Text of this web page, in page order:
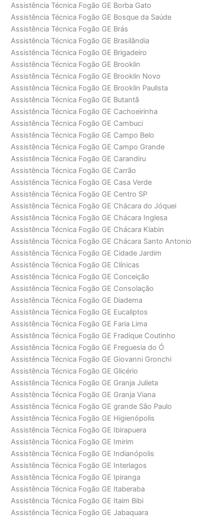
Assistência Técnica Fogão GE Borba Gato
Assistência Técnica Fogão GE Bosque da Saúde
Assistência Técnica Fogão GE Brás
Assistência Técnica Fogão GE Brasilândia
Assistência Técnica Fogão GE Brigadeiro
Assistência Técnica Fogão GE Brooklin
Assistência Técnica Fogão GE Brooklin Novo
Assistência Técnica Fogão GE Brooklin Paulista
Assistência Técnica Fogão GE Butantã
Assistência Técnica Fogão GE Cachoeirinha
Assistência Técnica Fogão GE Cambuci
Assistência Técnica Fogão GE Campo Belo
Assistência Técnica Fogão GE Campo Grande
Assistência Técnica Fogão GE Carandiru
Assistência Técnica Fogão GE Carrão
Assistência Técnica Fogão GE Casa Verde
Assistência Técnica Fogão GE Centro SP
Assistência Técnica Fogão GE Chácara do Jóquei
Assistência Técnica Fogão GE Chácara Inglesa
Assistência Técnica Fogão GE Chácara Klabin
Assistência Técnica Fogão GE Chácara Santo Antonio
Assistência Técnica Fogão GE Cidade Jardim
Assistência Técnica Fogão GE Clínicas
Assistência Técnica Fogão GE Conceição
Assistência Técnica Fogão GE Consolação
Assistência Técnica Fogão GE Diadema
Assistência Técnica Fogão GE Eucaliptos
Assistência Técnica Fogão GE Faria Lima
Assistência Técnica Fogão GE Fradique Coutinho
Assistência Técnica Fogão GE Freguesia do Ó
Assistência Técnica Fogão GE Giovanni Gronchi
Assistência Técnica Fogão GE Glicério
Assistência Técnica Fogão GE Granja Julieta
Assistência Técnica Fogão GE Granja Viana
Assistência Técnica Fogão GE grande São Paulo
Assistência Técnica Fogão GE Higienópolis
Assistência Técnica Fogão GE Ibirapuera
Assistência Técnica Fogão GE Imirim
Assistência Técnica Fogão GE Indianópolis
Assistência Técnica Fogão GE Interlagos
Assistência Técnica Fogão GE Ipiranga
Assistência Técnica Fogão GE Itaberaba
Assistência Técnica Fogão GE Itaim Bibi
Assistência Técnica Fogão GE Jabaquara